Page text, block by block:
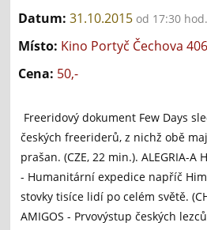
Datum: 31.10.2015 od 17:30 hod.
Místo: Kino Portyč Čechova 406
Cena: 50,-
Freeridový dokument Few Days
českých freeriderů, z nichž obě
prašan. (CZE, 22 min.). ALEGRIA-
- Humanitární expedice napříč
stovky tisíce lidí po celém světě.
AMIGOS - Prvovýstup českých